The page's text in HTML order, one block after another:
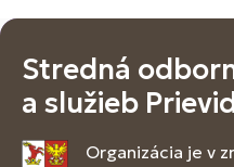
Stredná
a služieb
Organizácia je v